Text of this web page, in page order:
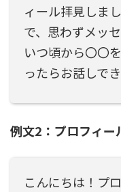
ィール拝見しま
で、思わずメッ
いつ頃から〇〇
ったらお話しで
例文2：プロフィー
こんにちは！プ